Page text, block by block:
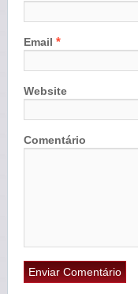
Email *
Website
Comentário